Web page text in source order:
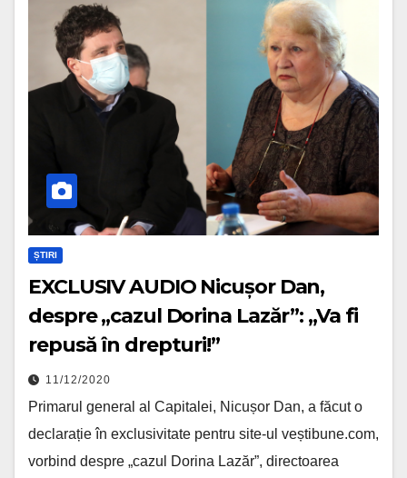
ȘTIRI
EXCLUSIV AUDIO Nicușor Dan,
despre „cazul Dorina Lazăr”: „Va fi
repusă în drepturi!”
11/12/2020
Primarul general al Capitalei, Nicușor Dan, a făcut o
declarație în exclusivitate pentru site-ul veștibune.com,
vorbind despre „cazul Dorina Lazăr”, directoarea